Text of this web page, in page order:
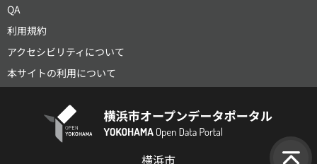
QA
利用規約
アクセシビリティについて
本サイトの利用について
横浜市